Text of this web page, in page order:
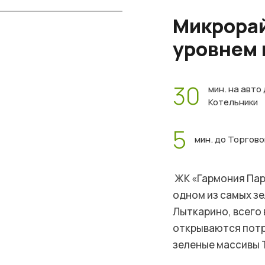
уровнем
30
мин. на
Котельники
5 мин. до
ЖК «Гармония
одном из самых
Лыткарино, всего
открываются
зеленые массивы